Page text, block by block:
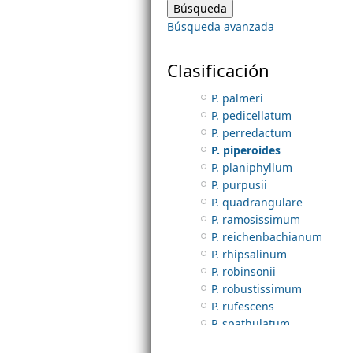
m
e
n
u
Búsqueda avanzada
Clasificación
P. nitens
P. nudum
P. olivae
P. oliverianum
P. palmeri
P. pedicellatum
P. perredactum
P. piperoides
P. planiphyllum
P. purpusii
P. quadrangulare
P. ramosissimum
P. reichenbachianum
P. rhipsalinum
P. robinsonii
P. robustissimum
P. rufescens
P. spathulatum